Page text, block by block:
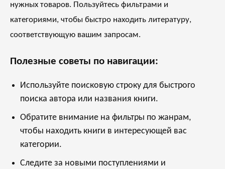
нужных товаров. Пользуйтесь фильтрами и
категориями, чтобы быстро находить литературу,
соответствующую вашим запросам.
Полезные советы по навигации:
Используйте поисковую строку для быстрого
поиска автора или названия книги.
Обратите внимание на фильтры по жанрам,
чтобы находить книги в интересующей вас
категории.
Следите за новыми поступлениями и